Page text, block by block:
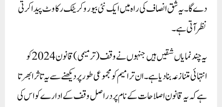
دے گا۔ یہ شق انصاف کی راہ میں ایک نئی بیوروکریٹک رکاوٹ پیدا کرتی
نظر آتی ہے۔
یہ چند نمایاں شقیں ہیں جنہوں نے وقف (ترمیمی) قانون 2024 کو
انتہائی متنازعہ بنا دیا ہے۔ ان ترامیم کو مجموعی طور پر دیکھنے سے یہ تاثر ابھرتا
ہے کہ یہ قانون اصلاحات کے نام پر دراصل وقف کے ادارے کو اس کی